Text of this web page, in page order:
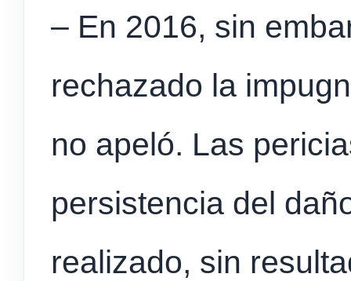
– En 2016, sin
rechazado la
no apeló. Las
persistencia del
realizado, sin